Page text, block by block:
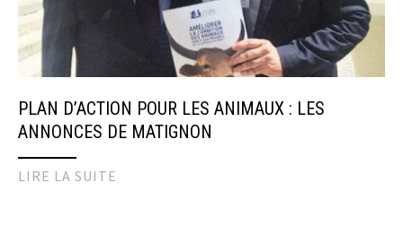
PLAN D’ACTION POUR LES ANIMAUX : LES
ANNONCES DE MATIGNON
LIRE LA SUITE